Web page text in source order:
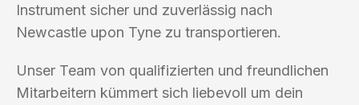
Instrument sicher und zuverlässig nach
Newcastle upon Tyne zu transportieren.
Unser Team von qualifizierten und freundlichen
Mitarbeitern kümmert sich liebevoll um dein